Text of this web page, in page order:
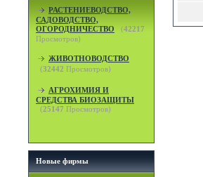
РАСТЕНИЕВОДСТВО,
САДОВОДСТВО,
ОГОРОДНИЧЕСТВО
(42217
Просмотров)
ЖИВОТНОВОДСТВО
(32442 Просмотров)
АГРОХИМИЯ И
СРЕДСТВА БИОЗАЩИТЫ
(25147 Просмотров)
Новые фирмы